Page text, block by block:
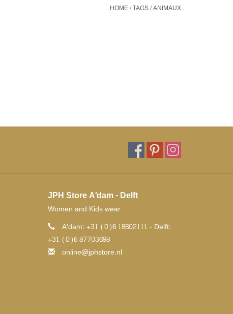
HOME/TAGS/ANIMAUX
JPH Store A'dam - Delft
Women and Kids wear
A'dam: +31 (0)6 18802111 - Delft:
+31 (0)6 87703698
online@jphstore.nl